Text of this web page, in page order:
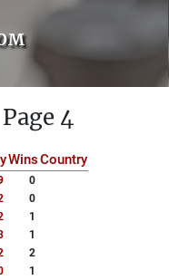
4
WinsCountry
0
0
1
1
2
1